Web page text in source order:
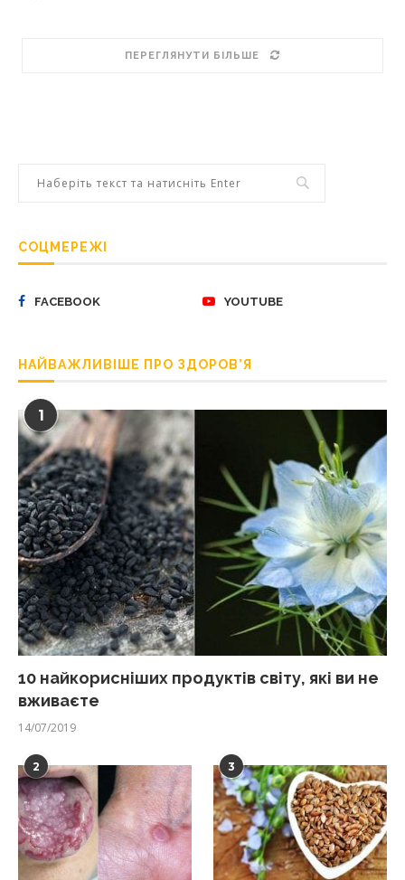
ПЕРЕГЛЯНУТИ БІЛЬШЕ
СОЦМЕРЕЖІ
FACEBOOK YOUTUBE
НАЙВАЖЛИВІШЕ ПРО ЗДОРОВ’Я
1
10 найкорисніших продуктів світу, які ви не
вживаєте
14/07/2019
2 3